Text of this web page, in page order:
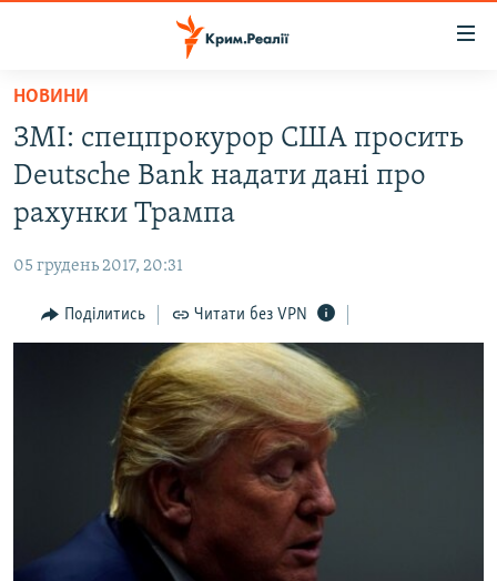
Перейти
основного
матеріалу
до
основної
навігації
Перейти
до
ВОДА.КРИМ
ВІДЕО ТА ФОТО
БЛОГИ
ПОГЛЯД
ВСЕ ЗА ДЕНЬ
СПЕЦПРОЕКТИ
ДЕПОРТАЦІЯ
ВІДЕОУРОКИ «ELIFBE»
СВІДЧЕННЯ ОКУПАЦІЇ
ЯК ОБІЙТИ БЛОКУВАННЯ
Русский
НОВИНИ
ЗМІ: спецпрокурор США просить
Deutsche Bank надати дані про
рахунки Трампа
05 грудень 2017, 20:31
Поділитись Читати без VPN